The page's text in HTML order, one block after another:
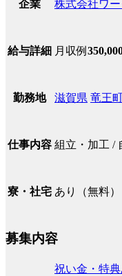
企業 株式会社ワ
給与詳細 月収例
勤務地 滋賀県 竜王
仕事内容 組立・加工 /
寮・社宅 あり（無料）
募集内容
祝い金・特典